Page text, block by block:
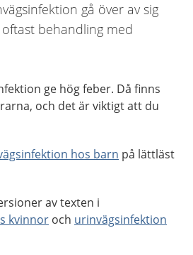
gå över av sig
behandling med
ge hög feber. Då finns
och det är viktigt att du
hos barn på lättläst
av texten i
kvinnor och urinvägsinfektion